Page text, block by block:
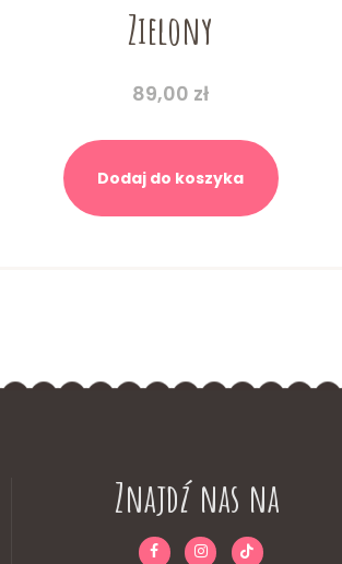
Zielony
89,00 zł
Dodaj do koszyka
Znajdź nas na